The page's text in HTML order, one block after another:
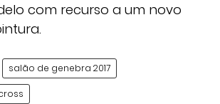
com recurso a um novo
salão de genebra 2017